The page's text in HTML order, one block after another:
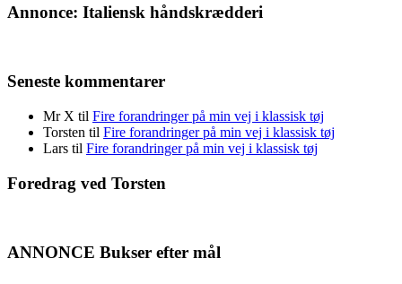
Annonce: Italiensk håndskrædderi
Seneste kommentarer
Mr X til Fire forandringer på min vej i klassisk tøj
Torsten til Fire forandringer på min vej i klassisk tøj
Lars til Fire forandringer på min vej i klassisk tøj
Foredrag ved Torsten
ANNONCE Bukser efter mål